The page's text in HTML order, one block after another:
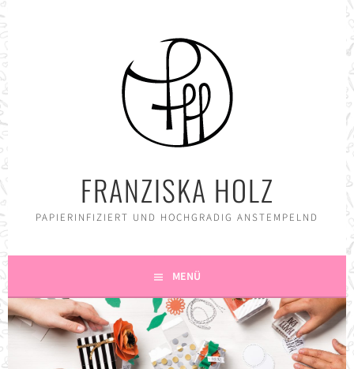
FRANZISKA HOLZ
PAPIERINFIZIERT UND HOCHGRADIG ANSTEMPELND
MENÜ